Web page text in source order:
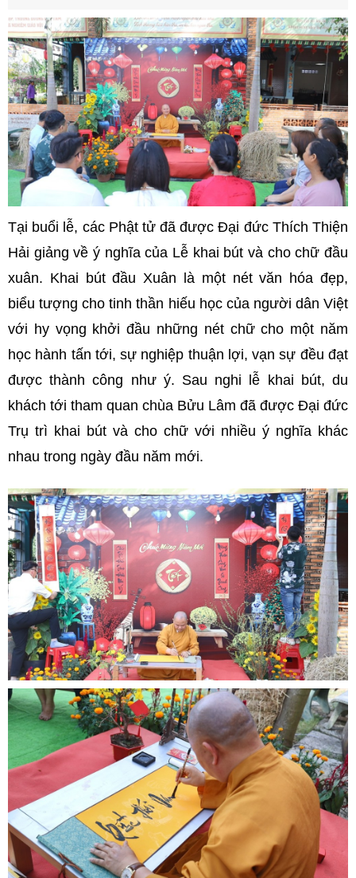
Tại buổi lễ, các Phật tử đã được Đại đức Thích Thiện
Hải giảng về ý nghĩa của Lễ khai bút và cho chữ đầu
xuân. Khai bút đầu Xuân là một nét văn hóa đẹp,
biểu tượng cho tinh thần hiếu học của người dân Việt
với hy vọng khởi đầu những nét chữ cho một năm
học hành tấn tới, sự nghiệp thuận lợi, vạn sự đều đạt
được thành công như ý. Sau nghi lễ khai bút, du
khách tới tham quan chùa Bửu Lâm đã được Đại đức
Trụ trì khai bút và cho chữ với nhiều ý nghĩa khác
nhau trong ngày đầu năm mới.